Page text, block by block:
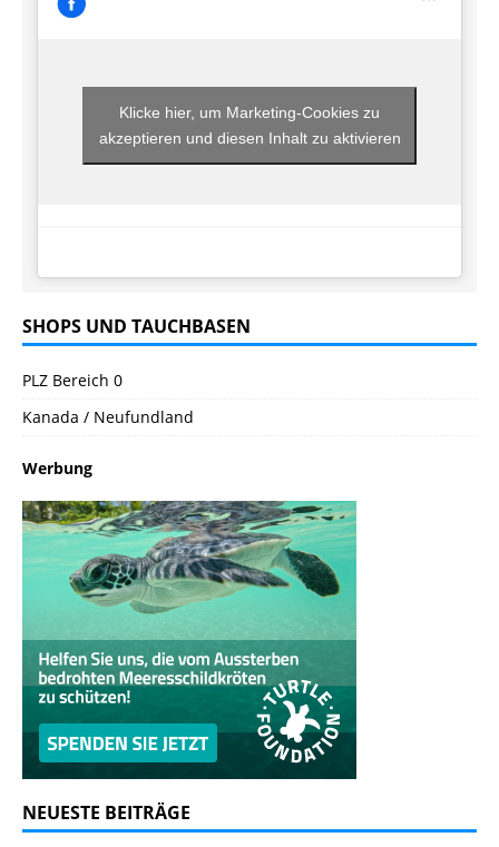
Klicke hier, um Marketing-Cookies zu
akzeptieren und diesen Inhalt zu aktivieren
SHOPS UND TAUCHBASEN
PLZ Bereich 0
Kanada / Neufundland
Werbung
NEUESTE BEITRÄGE